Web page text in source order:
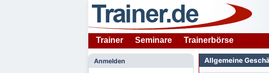
Trainer Seminare Trainerbörse
Anmelden Allgemeine